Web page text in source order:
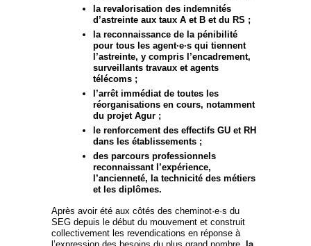
la revalorisation des indemnités
d’astreinte aux taux A et B et du RS ;
la reconnaissance de la pénibilité
pour tous les agent·e·s qui tiennent
l’astreinte, y compris l’encadrement,
surveillants travaux et agents
télécoms ;
l’arrêt immédiat de toutes les
réorganisations en cours, notamment
du projet Agur ;
le renforcement des effectifs GU et RH
dans les établissements ;
des parcours professionnels
reconnaissant l’expérience,
l’ancienneté, la technicité des métiers
et les diplômes.
Après avoir été aux côtés des cheminot·e·s du
SEG depuis le début du mouvement et construit
collectivement les revendications en réponse à